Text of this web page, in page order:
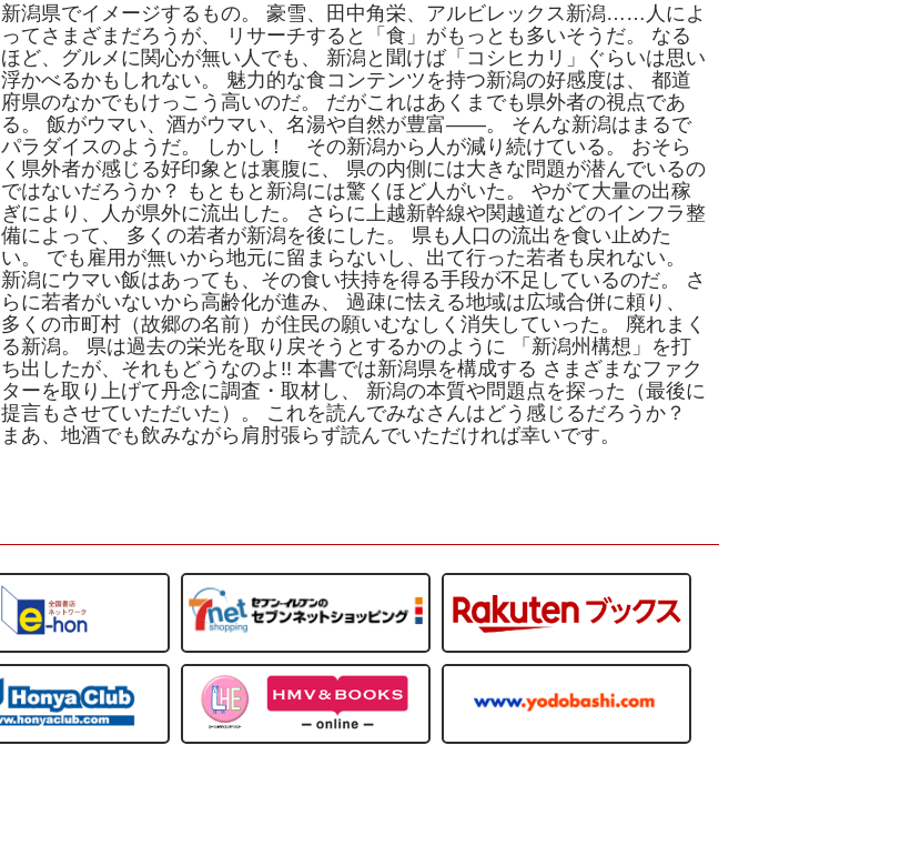
新潟県でイメージするもの。 豪雪、田中角栄、アルビレックス新潟……人によ
ってさまざまだろうが、 リサーチすると「食」がもっとも多いそうだ。 なる
ほど、グルメに関心が無い人でも、 新潟と聞けば「コシヒカリ」ぐらいは思い
浮かべるかもしれない。 魅力的な食コンテンツを持つ新潟の好感度は、 都道
府県のなかでもけっこう高いのだ。 だがこれはあくまでも県外者の視点であ
る。 飯がウマい、酒がウマい、名湯や自然が豊富――。 そんな新潟はまるで
パラダイスのようだ。 しかし！ その新潟から人が減り続けている。 おそら
く県外者が感じる好印象とは裏腹に、 県の内側には大きな問題が潜んでいるの
ではないだろうか？ もともと新潟には驚くほど人がいた。 やがて大量の出稼
ぎにより、人が県外に流出した。 さらに上越新幹線や関越道などのインフラ整
備によって、 多くの若者が新潟を後にした。 県も人口の流出を食い止めた
い。 でも雇用が無いから地元に留まらないし、出て行った若者も戻れない。
新潟にウマい飯はあっても、その食い扶持を得る手段が不足しているのだ。 さ
らに若者がいないから高齢化が進み、 過疎に怯える地域は広域合併に頼り、
多くの市町村（故郷の名前）が住民の願いむなしく消失していった。 廃れまく
る新潟。 県は過去の栄光を取り戻そうとするかのように 「新潟州構想」を打
ち出したが、それもどうなのよ!! 本書では新潟県を構成する さまざまなファク
ターを取り上げて丹念に調査・取材し、 新潟の本質や問題点を探った（最後に
提言もさせていただいた）。 これを読んでみなさんはどう感じるだろうか？
まあ、地酒でも飲みながら肩肘張らず読んでいただければ幸いです。